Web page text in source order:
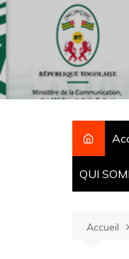
Aller
au
contenu
QUI
Accueil